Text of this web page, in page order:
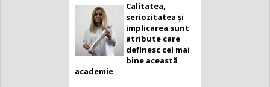
Calitatea,
seriozitatea și
implicarea sunt
atribute care
definesc cel mai
bine această
academie